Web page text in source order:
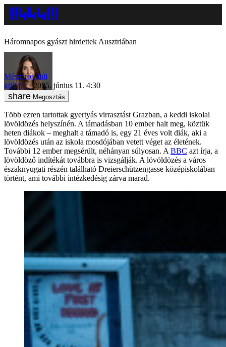
Háromnapos gyászt hirdettek Ausztriában
Mészáros Juli
külföld
2025. június 11. 4:30
Megosztás
Több ezren tartottak gyertyás virrasztást Grazban, a keddi iskolai
lövöldözés helyszínén. A támadásban 10 ember halt meg, köztük
heten diákok – meghalt a támadó is, egy 21 éves volt diák, aki a
lövöldözés után az iskola mosdójában vetett véget az életének.
További 12 ember megsérült, néhányan súlyosan. A BBC azt írja, a
lövöldöző indítékát továbbra is vizsgálják. A lövöldözés a város
északnyugati részén található Dreierschützengasse középiskolában
történt, ami további intézkedésig zárva marad.